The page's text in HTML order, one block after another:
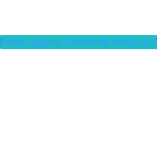
Baixar agora: Tabela de Preços e